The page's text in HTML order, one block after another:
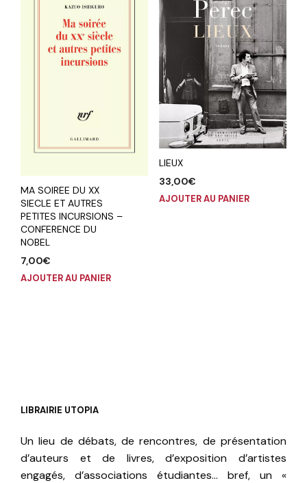
MA SOIREE DU XX
SIECLE ET AUTRES
PETITES INCURSIONS –
CONFERENCE DU
NOBEL
7,00€
AJOUTER AU PANIER
LIEUX
33,00€
AJOUTER AU PANIER
LIBRAIRIE UTOPIA
Un lieu de débats, de rencontres, de présentation
d’auteurs et de livres, d’exposition d’artistes
engagés, d’associations étudiantes… bref, un «